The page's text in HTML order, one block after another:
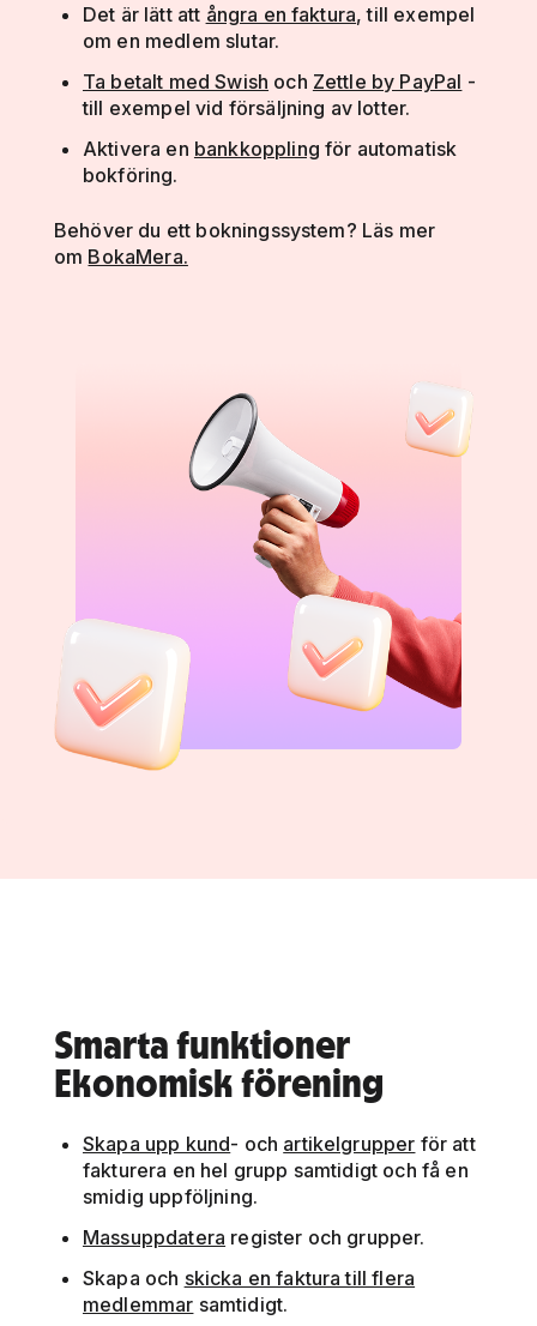
Det är lätt att ångra en faktura, till exempel
om en medlem slutar.
Ta betalt med Swish och Zettle by PayPal -
till exempel vid försäljning av lotter.
Aktivera en bankkoppling för automatisk
bokföring.
Behöver du ett bokningssystem? Läs mer
om BokaMera.
Smarta funktioner
Ekonomisk förening
Skapa upp kund- och artikelgrupper för att
fakturera en hel grupp samtidigt och få en
smidig uppföljning.
Massuppdatera register och grupper.
Skapa och skicka en faktura till flera
medlemmar samtidigt.